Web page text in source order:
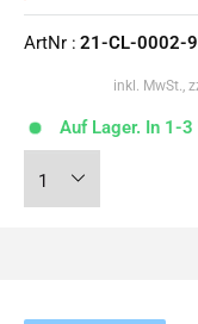
ArtNr : 21-CL-0002-
inkl. MwSt.,
Auf Lager. In 1-